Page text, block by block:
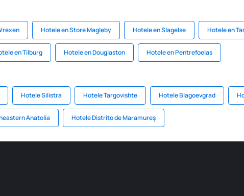
Hotele en Store Magleby Hotele en Slagelse Hotele en
en Tilburg Hotele en Douglaston Hotele en Pentrefoelas
Hotele Silistra Hotele Targovishte Hotele Blagoevgrad
Anatolia Hotele Distrito de Maramureș